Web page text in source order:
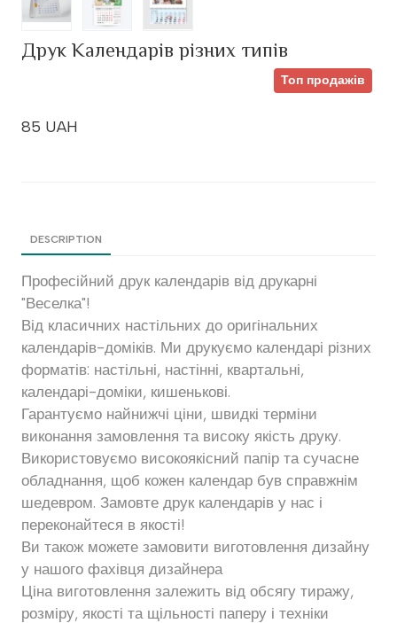
Друк Календарів різних типів
Топ продажів
85 UAH
DESCRIPTION
Професійний друк календарів від друкарні
"Веселка"!
Від класичних настільних до оригінальних
календарів-доміків. Ми друкуємо календарі різних
форматів: настільні, настінні, квартальні,
календарі-доміки, кишенькові.
Гарантуємо найнижчі ціни, швидкі терміни
виконання замовлення та високу якість друку.
Використовуємо високоякісний папір та сучасне
обладнання, щоб кожен календар був справжнім
шедевром. Замовте друк календарів у нас і
переконайтеся в якості!
Ви також можете замовити виготовлення дизайну
у нашого фахівця дизайнера
Ціна виготовлення залежить від обсягу тиражу,
розміру, якості та щільності паперу і техніки